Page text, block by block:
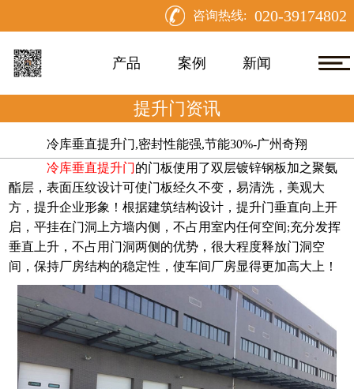
咨询热线: 020-39174802
产品 案例 新闻
提升门资讯
冷库垂直提升门,密封性能强,节能30%-广州奇翔
冷库垂直提升门的门板使用了双层镀锌钢板加之聚氨
酯层，表面压纹设计可使门板经久不变，易清洗，美观大
方，提升企业形象！根据建筑结构设计，提升门垂直向上开
启，平挂在门洞上方墙内侧，不占用室内任何空间;充分发挥
垂直上升，不占用门洞两侧的优势，很大程度释放门洞空
间，保持厂房结构的稳定性，使车间厂房显得更加高大上！